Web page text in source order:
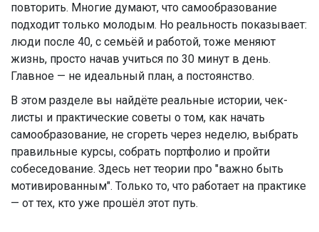
повторить. Многие думают, что самообразование
подходит только молодым. Но реальность показывает:
люди после 40, с семьёй и работой, тоже меняют
жизнь, просто начав учиться по 30 минут в день.
Главное — не идеальный план, а постоянство.
В этом разделе вы найдёте реальные истории, чек-
листы и практические советы о том, как начать
самообразование, не сгореть через неделю, выбрать
правильные курсы, собрать портфолио и пройти
собеседование. Здесь нет теории про "важно быть
мотивированным". Только то, что работает на практике
— от тех, кто уже прошёл этот путь.